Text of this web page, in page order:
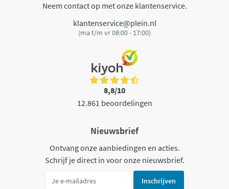
Neem contact op met onze klantenservice.
klantenservice@plein.nl
(ma t/m vr 08:00 - 17:00)
8,8/10
12.861 beoordelingen
Nieuwsbrief
Ontvang onze aanbiedingen en acties.
Schrijf je direct in voor onze nieuwsbrief.
Inschrijven